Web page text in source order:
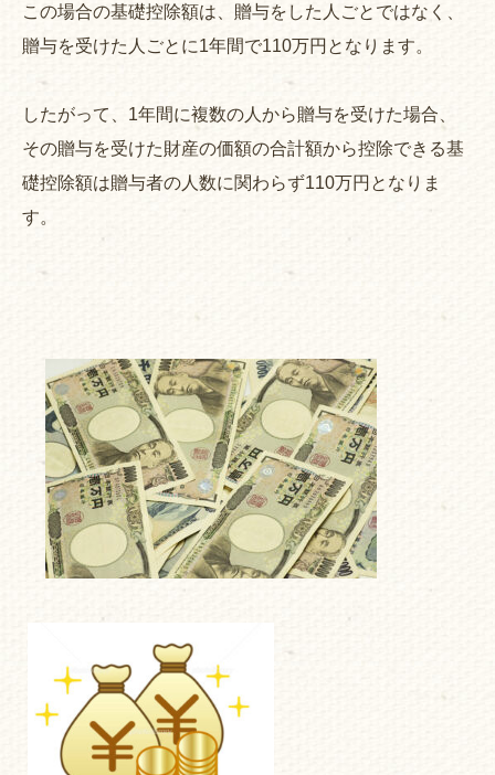
この場合の基礎控除額は、贈与をした人ごとではなく、
贈与を受けた人ごとに1年間で110万円となります。
したがって、1年間に複数の人から贈与を受けた場合、
その贈与を受けた財産の価額の合計額から控除できる基
礎控除額は贈与者の人数に関わらず110万円となりま
す。